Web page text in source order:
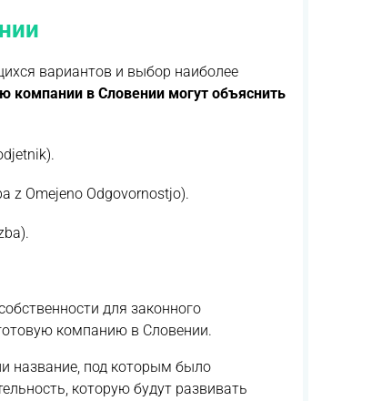
вариантов и выбор наиболее
компании в Словении могут объяснить
z Omejeno Odgovornostjo).
для законного
компанию в Словении.
название, под которым было
которую будут развивать